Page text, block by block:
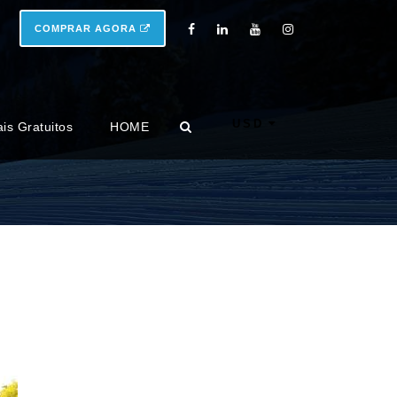
COMPRAR AGORA
Gratuitos HOME